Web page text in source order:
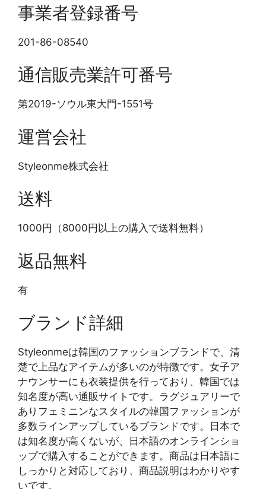
事業者登録番号
201-86-08540
通信販売業許可番号
第2019-ソウル東大門-1551号
運営会社
Styleonme株式会社
送料
1000円（8000円以上の購入で送料無料）
返品無料
有
ブランド詳細
Styleonmeは韓国のファッションブランドで、清
楚で上品なアイテムが多いのが特徴です。女子ア
ナウンサーにも衣装提供を行っており、韓国では
知名度が高い通販サイトです。ラグジュアリーで
ありフェミニンなスタイルの韓国ファッションが
多数ラインアップしているブランドです。日本で
は知名度が高くないが、日本語のオンラインショ
ップで購入することができます。商品は日本語に
しっかりと対応しており、商品説明はわかりやす
いです。